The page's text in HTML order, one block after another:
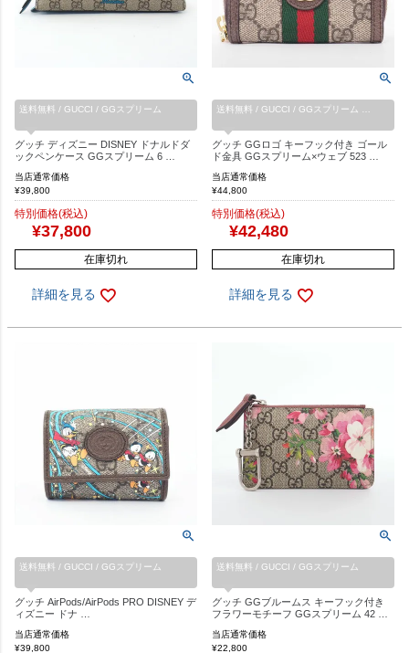
送料無料 / GUCCI / GGスプリーム
グッチ ディズニー DISNEY ドナルドダ
ックペンケース GGスプリーム 6 …
当店通常価格
¥39,800
特別価格(税込)
¥37,800
在庫切れ
詳細を見る
送料無料 / GUCCI / GGスプリーム …
グッチ GGロゴ キーフック付き ゴール
ド金具 GGスプリーム×ウェブ 523 …
当店通常価格
¥44,800
特別価格(税込)
¥42,480
在庫切れ
詳細を見る
送料無料 / GUCCI / GGスプリーム
グッチ AirPods/AirPods PRO DISNEY デ
ィズニー ドナ …
当店通常価格
¥39,800
送料無料 / GUCCI / GGスプリーム
グッチ GGブルームス キーフック付き
フラワーモチーフ GGスプリーム 42 …
当店通常価格
¥22,800